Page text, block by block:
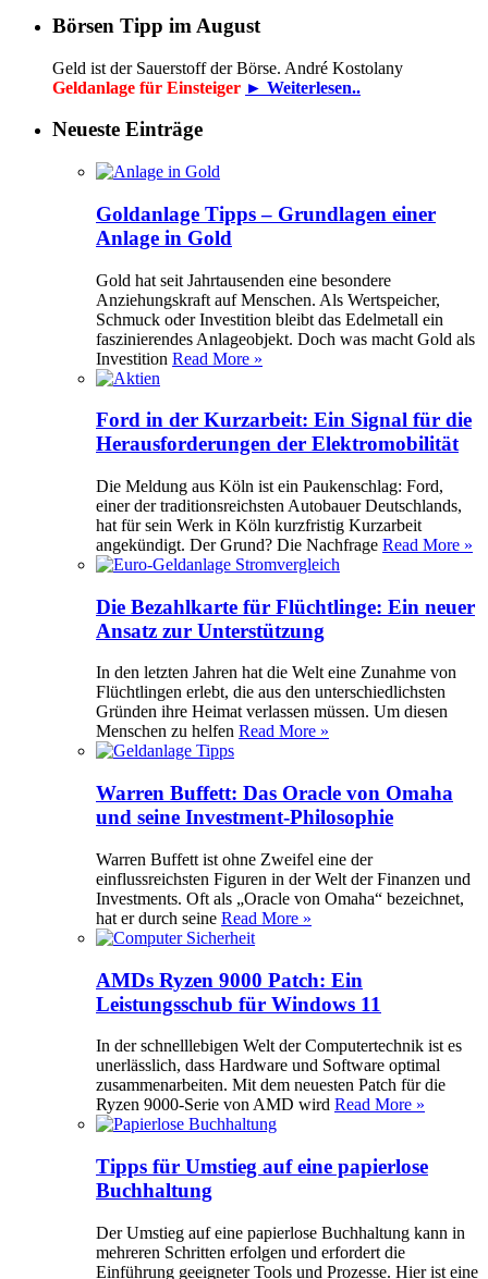
Börsen Tipp im August
Geld ist der Sauerstoff der Börse. André Kostolany
Geldanlage für Einsteiger ► Weiterlesen..
Neueste Einträge
Goldanlage Tipps – Grundlagen einer
Anlage in Gold
Gold hat seit Jahrtausenden eine besondere
Anziehungskraft auf Menschen. Als Wertspeicher,
Schmuck oder Investition bleibt das Edelmetall ein
faszinierendes Anlageobjekt. Doch was macht Gold als
Investition Read More »
Ford in der Kurzarbeit: Ein Signal für die
Herausforderungen der Elektromobilität
Die Meldung aus Köln ist ein Paukenschlag: Ford,
einer der traditionsreichsten Autobauer Deutschlands,
hat für sein Werk in Köln kurzfristig Kurzarbeit
angekündigt. Der Grund? Die Nachfrage Read More »
Die Bezahlkarte für Flüchtlinge: Ein neuer
Ansatz zur Unterstützung
In den letzten Jahren hat die Welt eine Zunahme von
Flüchtlingen erlebt, die aus den unterschiedlichsten
Gründen ihre Heimat verlassen müssen. Um diesen
Menschen zu helfen Read More »
Warren Buffett: Das Oracle von Omaha
und seine Investment-Philosophie
Warren Buffett ist ohne Zweifel eine der
einflussreichsten Figuren in der Welt der Finanzen und
Investments. Oft als „Oracle von Omaha“ bezeichnet,
hat er durch seine Read More »
AMDs Ryzen 9000 Patch: Ein
Leistungsschub für Windows 11
In der schnelllebigen Welt der Computertechnik ist es
unerlässlich, dass Hardware und Software optimal
zusammenarbeiten. Mit dem neuesten Patch für die
Ryzen 9000-Serie von AMD wird Read More »
Tipps für Umstieg auf eine papierlose
Buchhaltung
Der Umstieg auf eine papierlose Buchhaltung kann in
mehreren Schritten erfolgen und erfordert die
Einführung geeigneter Tools und Prozesse. Hier ist eine